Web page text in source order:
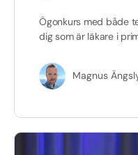
Ögonkurs med både
dig som är läkare i
Magnus